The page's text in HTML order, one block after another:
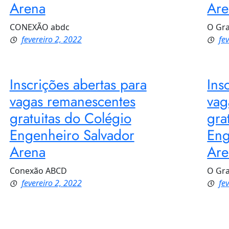
Arena
CONEXÃO abdc
fevereiro 2, 2022
O
Inscrições abertas para
vagas remanescentes
gratuitas do Colégio
Engenheiro Salvador
Arena
Conexão ABCD
fevereiro 2, 2022
O